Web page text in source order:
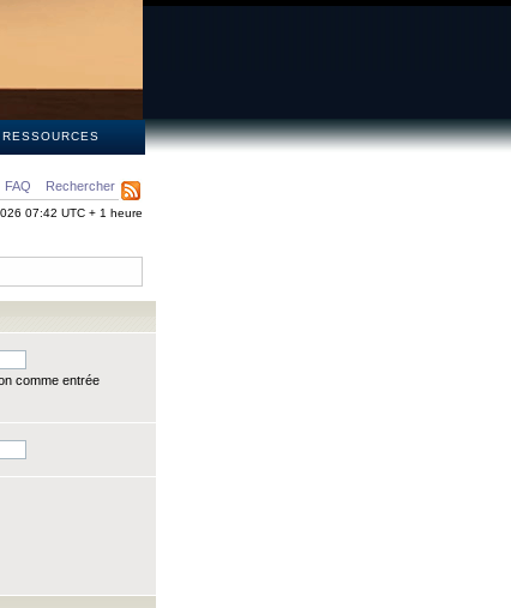
RESSOURCES
FAQ Rechercher
07:42 UTC + 1 heure
comme entrée